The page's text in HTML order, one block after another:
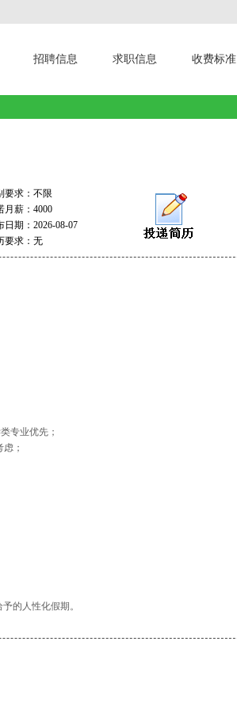
招聘信息 求职信息 收费标准
要求：不限
月薪：4000
期：2026-08-07
要求：无
专业优先；
；
的人性化假期。